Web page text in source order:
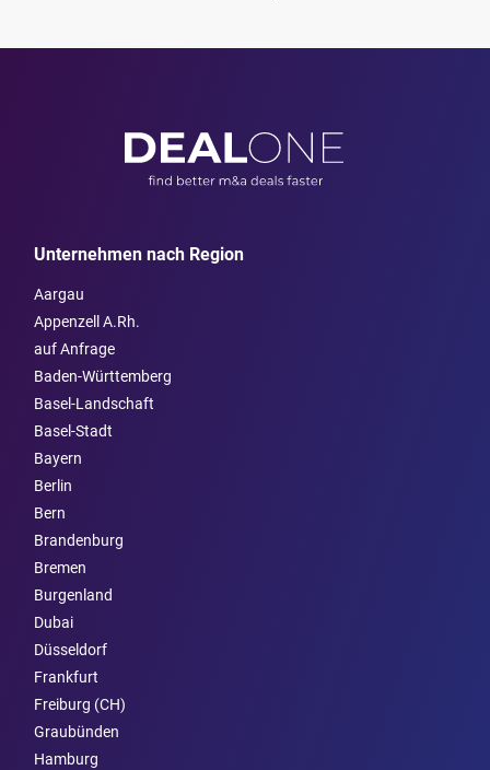
Unternehmen nach Region
Aargau
Appenzell A.Rh.
auf Anfrage
Baden-Württemberg
Basel-Landschaft
Basel-Stadt
Bayern
Berlin
Bern
Brandenburg
Bremen
Burgen­land
Dubai
Düsseldorf
Frankfurt
Freiburg (CH)
Graubünden
Hamburg